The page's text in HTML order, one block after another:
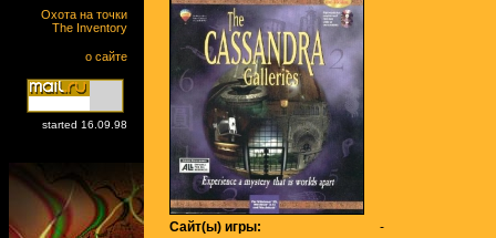
Охота на точки
The Inventory
о сайте
started 16.09.98
Сайт(ы) игры:
-